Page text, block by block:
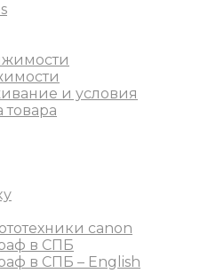
и условия
товара
canon
в СПБ
в СПБ – English